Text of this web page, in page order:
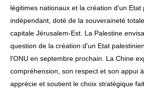
légitimes nationaux et la création d'un Etat
indépendant, doté de la souveraineté
capitale Jérusalem-Est. La Palestine
question de la création d'un Etat
l'ONU en septembre prochain. La Chine
compréhension, son respect et son appui
apprécie et soutient le choix stratégique